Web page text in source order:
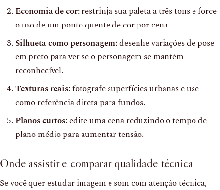
Economia de cor:restrinja sua paleta a três tons e force
o uso de um ponto quente de cor por cena.
Silhueta como personagem:desenhe variações de pose
em preto para ver se o personagem se mantém
reconhecível.
Texturas reais:fotografe superfícies urbanas e use
como referência direta para fundos.
Planos curtos:edite uma cena reduzindo o tempo de
plano médio para aumentar tensão.
Onde assistir e comparar qualidade técnica
Se você quer estudar imagem e som com atenção técnica,